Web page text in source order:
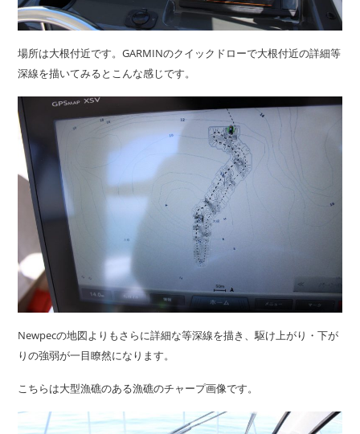
場所は大根付近です。GARMINのクイックドローで大根付近の詳細等
深線を描いてみるとこんな感じです。
Newpecの地図よりもさらに詳細な等深線を描き、駆け上がり・下が
りの強弱が一目瞭然になります。
こちらは大型漁礁のある漁礁のチャープ画像です。